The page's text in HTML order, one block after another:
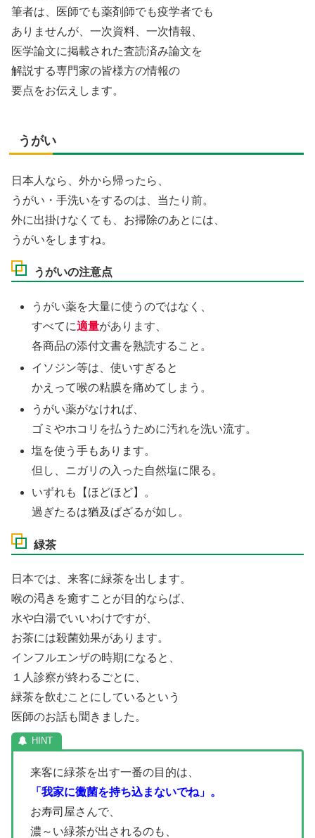
筆者は、医師でも薬剤師でも疫学者でも
ありませんが、一次資料、一次情報、
医学論文に掲載された査読済み論文を
解説する専門家の皆様方の情報の
要点をお伝えします。
うがい
日本人なら、外から帰ったら、
うがい・手洗いをするのは、当たり前。
外に出掛けなくても、お掃除のあとには、
うがいをしますね。
うがいの注意点
うがい薬を大量に使うのではなく、
すべてに適量があります、
各商品の添付文書を熟読すること。
イソジン等は、使いすぎると
かえって喉の粘膜を痛めてしまう。
うがい薬がなければ、
ゴミやホコリを払うために汚れを洗い流す。
塩を使う手もあります。
但し、ニガリの入った自然塩に限る。
いずれも【ほどほど】。
過ぎたるは猶及ばざるが如し。
緑茶
日本では、来客に緑茶を出します。
喉の渇きを癒すことが目的ならば、
水や白湯でいいわけですが、
お茶には殺菌効果があります。
インフルエンザの時期になると、
１人診察が終わるごとに、
緑茶を飲むことにしているという
医師のお話も聞きました。
来客に緑茶を出す一番の目的は、
「我家に黴菌を持ち込まないでね」。
お寿司屋さんで、
濃～い緑茶が出されるのも、